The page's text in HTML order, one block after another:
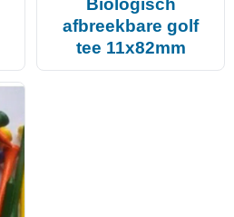
Biologisch
afbreekbare golf
tee 11x82mm